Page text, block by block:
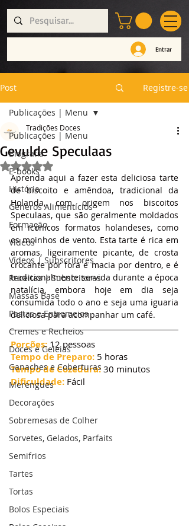
Entrar
Post Registre-se
Publicações | Menu
Biografia
E-books
História
Géneros Alimentícios
Formação
Vídeos
Vídeos | Subscritores
Receitas | Subscritores
Massas Base
Pastas e Entremeios
Cremes e Recheios
Doces e Geleias
Ganaches e Coberturas
Merengues
Decorações
Sobremesas de Colher
Sorvetes, Gelados, Parfaits
Semifrios
Tartes
Tortas
Bolos Especiais
Publicações | Menu
Gevulde Speculaas
Tradições Doces
Avaliado com NaN de 5 estrelas.
Aprenda aqui a fazer esta deliciosa tarte
de biscoito e amêndoa, tradicional da
Holanda, com origem nos biscoitos
Speculaas, que são geralmente moldados
em icónicos formatos holandeses, como
os moinhos de vento. Esta tarte é rica em
aromas, ligeiramente picante, de crosta
crocante por fora e macia por dentro, e é
tradicionalmente servida durante a época
natalícia, embora hoje em dia seja
consumida todo o ano e seja uma iguaria
deliciosa para acompanhar um café.
Porções: 12 pessoas
Tempo de Preparo: 5 horas
Tempo de Cozedura: 30 minutos
Dificuldade: Fácil